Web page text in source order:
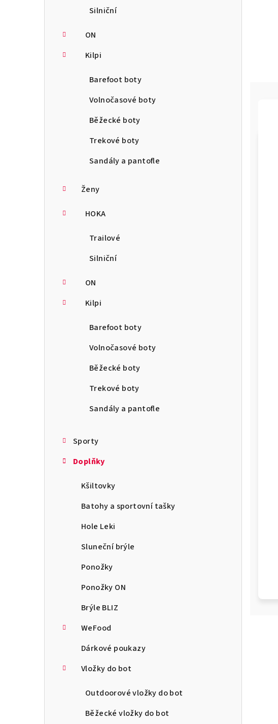
Silniční
ON
Kilpi
Barefoot boty
Volnočasové boty
Běžecké boty
Trekové boty
Sandály a pantofle
Ženy
HOKA
Trailové
Silniční
ON
Kilpi
Barefoot boty
Volnočasové boty
Běžecké boty
Trekové boty
Sandály a pantofle
Sporty
Doplňky
Kšiltovky
Batohy a sportovní tašky
Hole Leki
Sluneční brýle
Ponožky
Ponožky ON
Brýle BLIZ
WeFood
Dárkové poukazy
Vložky do bot
Outdoorové vložky do bot
Běžecké vložky do bot